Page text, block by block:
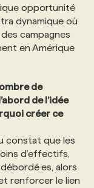
opportunité
dynamique où
campagnes
en Amérique
de
de l’idée
créer ce
constat que les
d’effectifs,
alors
renforcer le lien